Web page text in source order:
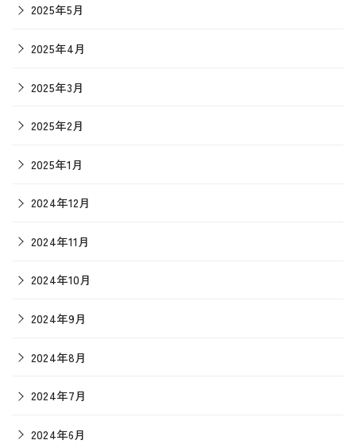
2025年5月
2025年4月
2025年3月
2025年2月
2025年1月
2024年12月
2024年11月
2024年10月
2024年9月
2024年8月
2024年7月
2024年6月